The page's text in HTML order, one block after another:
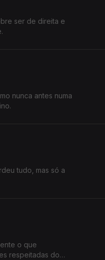
ser de direita e
nunca antes numa
tudo, mas só a
o que
respeitadas do